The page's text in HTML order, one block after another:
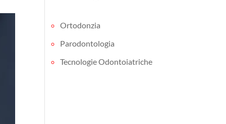
Ortodonzia
Parodontologia
Tecnologie Odontoiatriche